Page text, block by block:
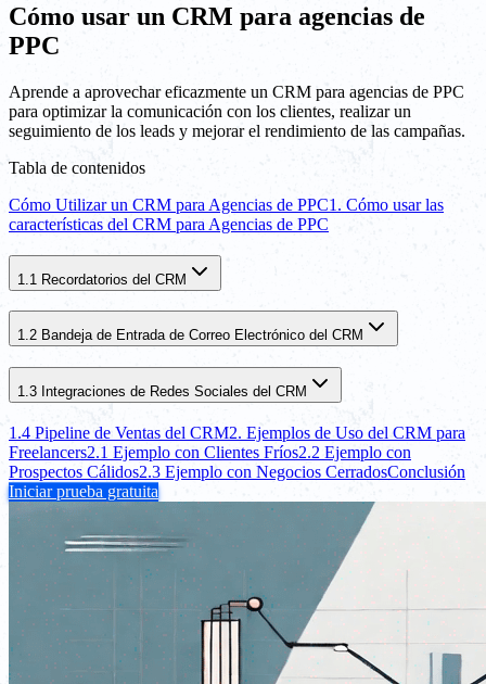
Cómo usar un CRM para agencias de
PPC
Aprende a aprovechar eficazmente un CRM para agencias de PPC
para optimizar la comunicación con los clientes, realizar un
seguimiento de los leads y mejorar el rendimiento de las campañas.
Tabla de contenidos
Cómo Utilizar un CRM para Agencias de PPC1. Cómo usar las
características del CRM para Agencias de PPC
1.1 Recordatorios del CRM
1.2 Bandeja de Entrada de Correo Electrónico del CRM
1.3 Integraciones de Redes Sociales del CRM
1.4 Pipeline de Ventas del CRM2. Ejemplos de Uso del CRM para
Freelancers2.1 Ejemplo con Clientes Fríos2.2 Ejemplo con
Prospectos Cálidos2.3 Ejemplo con Negocios CerradosConclusión
Iniciar prueba gratuita